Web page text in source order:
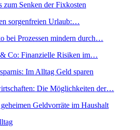
zum Senken der Fixkosten
sorgenfreien Urlaub:…
bei Prozessen mindern durch…
& Co: Finanzielle Risiken im…
Im Alltag Geld sparen
Die Möglichkeiten der…
Geldvorräte im Haushalt